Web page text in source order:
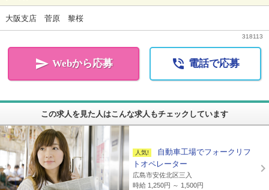
大阪支店 菅原 黎桜
318113
 Webから応募  電話で応募
この求人を見た人はこんな求人もチェックしています
自動車工場でフォークリフ
トオペレーター
広島市安佐北区三入
時給 1,250円 ～ 1,500円